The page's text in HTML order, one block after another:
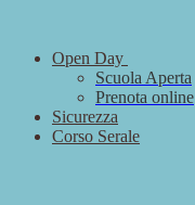
Open Day
Scuola Aperta
Prenota online
Sicurezza
Corso Serale